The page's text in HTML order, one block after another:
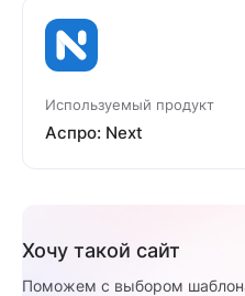
Используемый продукт
Аспро: Next
Хочу такой сайт
Поможем с выбором